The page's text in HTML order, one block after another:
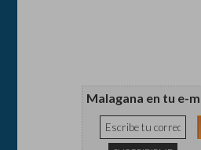
Malagana en tu e-